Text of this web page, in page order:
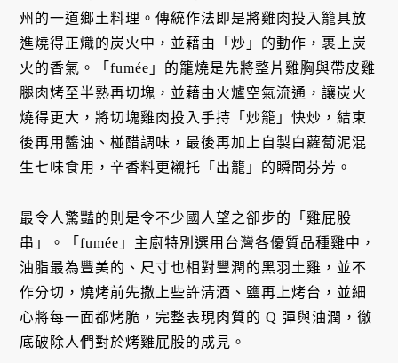
州的一道鄉土料理。傳統作法即是將雞肉投入籠具放
進燒得正熾的炭火中，並藉由「炒」的動作，裹上炭
火的香氣。「fumée」的籠燒是先將整片雞胸與帶皮雞
腿肉烤至半熟再切塊，並藉由火爐空氣流通，讓炭火
燒得更大，將切塊雞肉投入手持「炒籠」快炒，結束
後再用醬油、椪醋調味，最後再加上自製白蘿蔔泥混
生七味食用，辛香料更襯托「出籠」的瞬間芬芳。
最令人驚豔的則是令不少國人望之卻步的「雞屁股
串」。「fumée」主廚特別選用台灣各優質品種雞中，
油脂最為豐美的、尺寸也相對豐潤的黑羽土雞，並不
作分切，燒烤前先撒上些許清酒、鹽再上烤台，並細
心將每一面都烤脆，完整表現肉質的 Q 彈與油潤，徹
底破除人們對於烤雞屁股的成見。